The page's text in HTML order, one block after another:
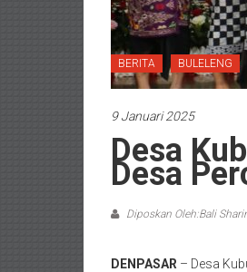
BERITA BULELENG
9 Januari 2025
Desa
Desa
Diposkan Oleh:Bali
DENPASAR – Desa